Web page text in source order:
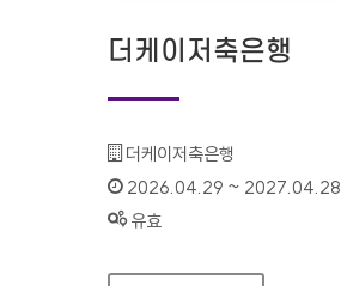
더케이저축은행
기관명 :
더케이저축은행
인증기간 :
2026.04.29 ~ 2027.04.28
상태 :
유효